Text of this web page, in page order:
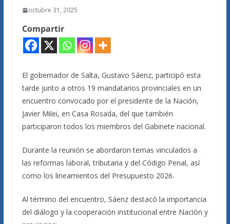
octubre 31, 2025
Compartir
El gobernador de Salta, Gustavo Sáenz, participó esta
tarde junto a otros 19 mandatarios provinciales en un
encuentro convocado por el presidente de la Nación,
Javier Milei, en Casa Rosada, del que también
participaron todos los miembros del Gabinete nacional.
Durante la reunión se abordaron temas vinculados a
las reformas laboral, tributaria y del Código Penal, así
como los lineamientos del Presupuesto 2026.
Al término del encuentro, Sáenz destacó la importancia
del diálogo y la cooperación institucional entre Nación y